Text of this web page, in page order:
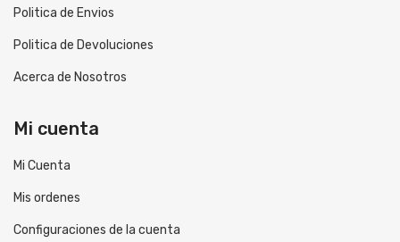
Politica de Envios
Politica de Devoluciones
Acerca de Nosotros
Mi cuenta
Mi Cuenta
Mis ordenes
Configuraciones de la cuenta